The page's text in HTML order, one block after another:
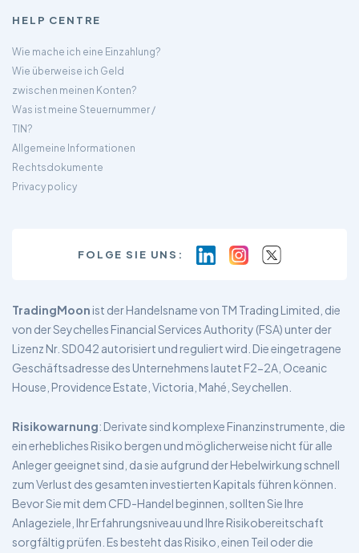
HELP CENTRE
Wie mache ich eine Einzahlung?
Wie überweise ich Geld
zwischen meinen Konten?
Was ist meine Steuernummer /
TIN?
Allgemeine Informationen
Rechtsdokumente
Privacy policy
FOLGE SIE UNS:
TradingMoon ist der Handelsname von TM Trading Limited, die
von der Seychelles Financial Services Authority (FSA) unter der
Lizenz Nr. SD042 autorisiert und reguliert wird. Die eingetragene
Geschäftsadresse des Unternehmens lautet F2-2A, Oceanic
House, Providence Estate, Victoria, Mahé, Seychellen.
Risikowarnung: Derivate sind komplexe Finanzinstrumente, die
ein erhebliches Risiko bergen und möglicherweise nicht für alle
Anleger geeignet sind, da sie aufgrund der Hebelwirkung schnell
zum Verlust des gesamten investierten Kapitals führen können.
Bevor Sie mit dem CFD-Handel beginnen, sollten Sie Ihre
Anlageziele, Ihr Erfahrungsniveau und Ihre Risikobereitschaft
sorgfältig prüfen. Es besteht das Risiko, einen Teil oder die